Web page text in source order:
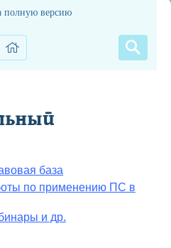
полную версию
база
по применению ПС в
и др.